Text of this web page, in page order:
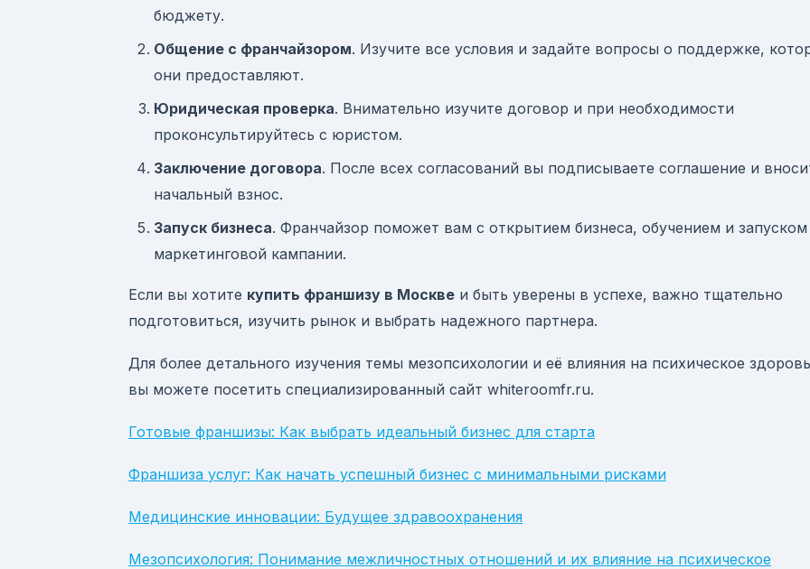
бюджету.
Общение с франчайзором. Изучите все условия и задайте вопросы о поддержке,
они предоставляют.
Юридическая проверка. Внимательно изучите договор и при необходимости
проконсультируйтесь с юристом.
Заключение договора. После всех согласований вы подписываете соглашение и
начальный взнос.
Запуск бизнеса. Франчайзор поможет вам с открытием бизнеса, обучением и запуском
маркетинговой кампании.
Если вы хотите купить франшизу в Москве и быть уверены в успехе, важно тщательно
подготовиться, изучить рынок и выбрать надежного партнера.
Для более детального изучения темы мезопсихологии и её влияния на психическое
вы можете посетить специализированный сайт whiteroomfr.ru.
Готовые франшизы: Как выбрать идеальный бизнес для старта
Франшиза услуг: Как начать успешный бизнес с минимальными рисками
Медицинские инновации: Будущее здравоохранения
Мезопсихология: Понимание межличностных отношений и их влияние на психическое